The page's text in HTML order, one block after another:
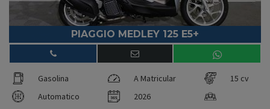
PIAGGIO MEDLEY 125 E5+
Gasolina A Matricular
15 cv
Automatico
2026